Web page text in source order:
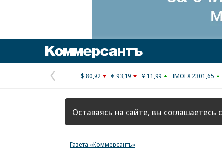
Предыдущая
страница
$ 80,92 € 93,19 ¥ 11,99 IMOEX 2301,65
Оставаясь на сайте, вы соглашаетесь с
Газета «Коммерсантъ»